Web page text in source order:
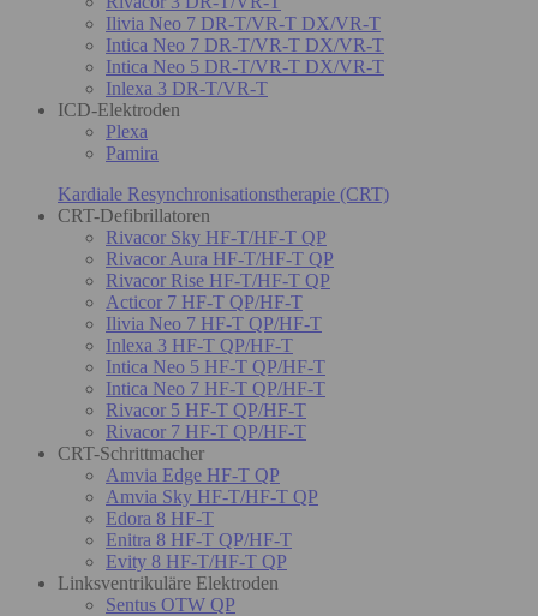
Ilivia Neo 7 DR-T/VR-T DX/VR-T
Intica Neo 7 DR-T/VR-T DX/VR-T
Intica Neo 5 DR-T/VR-T DX/VR-T
Inlexa 3 DR-T/VR-T
ICD-Elektroden
Plexa
Pamira
Kardiale Resynchronisationstherapie (CRT)
CRT-Defibrillatoren
Rivacor Sky HF-T/HF-T QP
Rivacor Aura HF-T/HF-T QP
Rivacor Rise HF-T/HF-T QP
Acticor 7 HF-T QP/HF-T
Ilivia Neo 7 HF-T QP/HF-T
Inlexa 3 HF-T QP/HF-T
Intica Neo 5 HF-T QP/HF-T
Intica Neo 7 HF-T QP/HF-T
Rivacor 5 HF-T QP/HF-T
Rivacor 7 HF-T QP/HF-T
CRT-Schrittmacher
Amvia Edge HF-T QP
Amvia Sky HF-T/HF-T QP
Edora 8 HF-T
Enitra 8 HF-T QP/HF-T
Evity 8 HF-T/HF-T QP
Linksventrikuläre Elektroden
Sentus OTW QP